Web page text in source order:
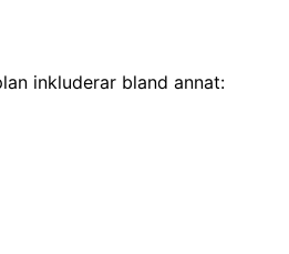
inkluderar bland annat: